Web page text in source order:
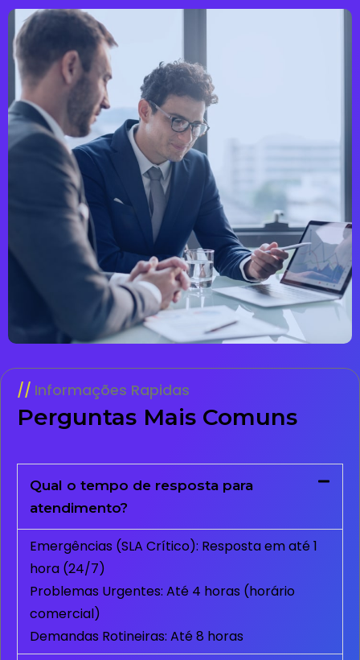
Informações Rapidas
Perguntas Mais Comuns
Qual o tempo de resposta para
atendimento?
Emergências (SLA Crítico): Resposta em até 1
hora (24/7)
Problemas Urgentes: Até 4 horas (horário
comercial)
Demandas Rotineiras: Até 8 horas